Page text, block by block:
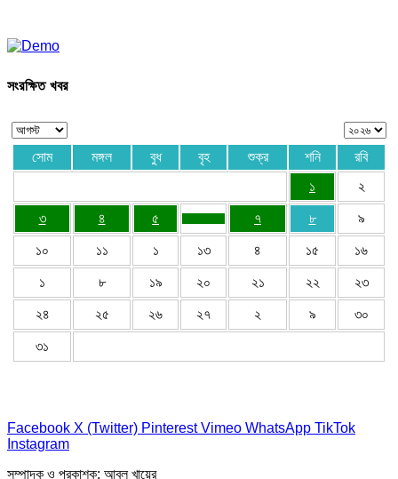
সংরক্ষিত খবর
সোম মঙ্গল বুধ বৃহ শুক্র শনি
রবি
১
২
৩ ৪ ৫ ৭ ৮ ৯
১০ ১১ ১ ১৩ ৪ ১৫ ১৬
১ ৮ ১৯ ২০ ২১ ২২ ২৩
২৪ ২৫ ২৬ ২৭ ২ ৯ ৩০
৩১
Facebook X (Twitter) Pinterest Vimeo WhatsApp TikTok
Instagram
সম্পাদক ও প্রকাশক: আবুল খায়ের